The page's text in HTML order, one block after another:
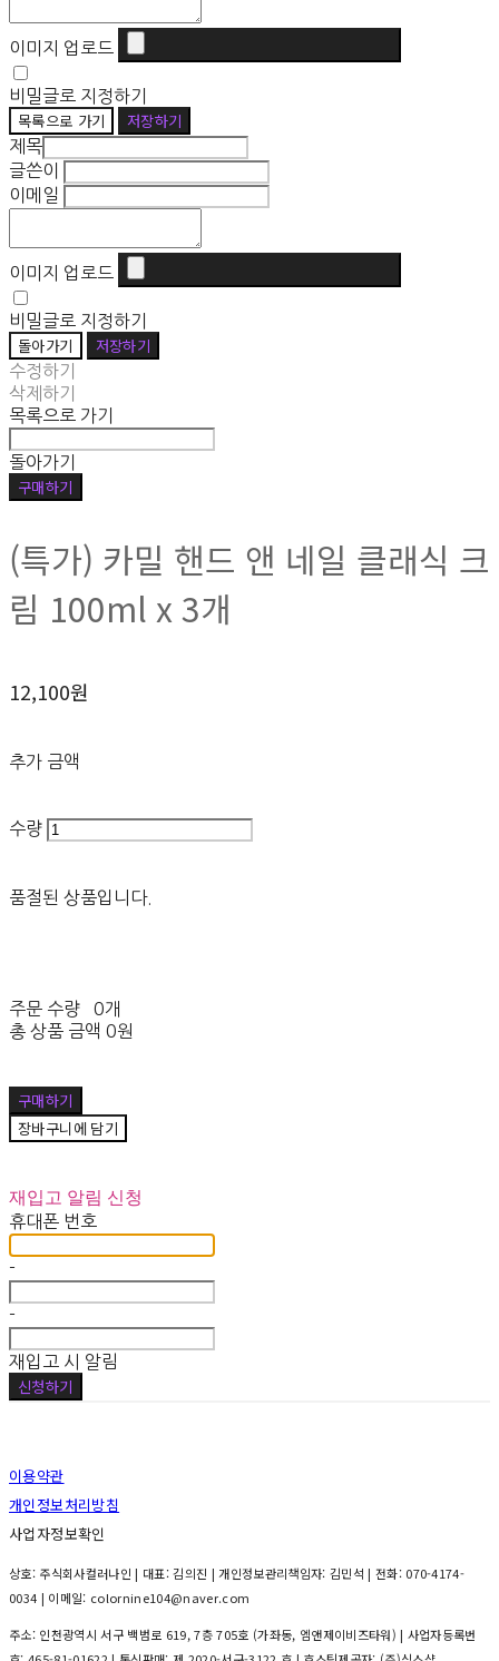
이미지 업로드
비밀글로 지정하기
목록으로 가기 저장하기
제목
글쓴이
이메일
이미지 업로드
비밀글로 지정하기
돌아가기 저장하기
수정하기
삭제하기
목록으로 가기
돌아가기
구매하기
(특가) 카밀 핸드 앤 네일 클래식 크
림 100ml x 3개
12,100원
추가 금액
수량
품절된 상품입니다.
주문 수량
0개
총 상품 금액 0원
구매하기
장바구니에 담기
재입고 알림 신청
휴대폰 번호
-
-
재입고 시 알림
신청하기
이용약관
개인정보처리방침
사업자정보확인
상호: 주식회사컬러나인 | 대표: 김의진 | 개인정보관리책임자: 김민석 | 전화: 070-4174-
0034 | 이메일: colornine104@naver.com
주소: 인천광역시 서구 백범로 619, 7층 705호 (가좌동, 엠앤제이비즈타워) | 사업자등록번